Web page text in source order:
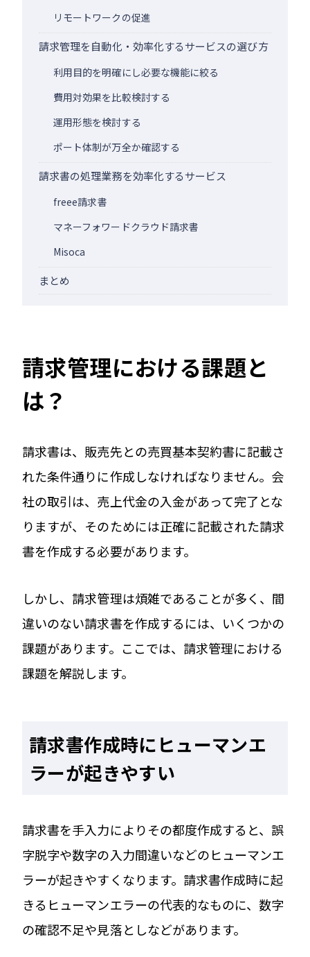
リモートワークの促進
請求管理を自動化・効率化するサービスの選び方
利用目的を明確にし必要な機能に絞る
費用対効果を比較検討する
運用形態を検討する
ポート体制が万全か確認する
請求書の処理業務を効率化するサービス
freee請求書
マネーフォワードクラウド請求書
Misoca
まとめ
請求管理における課題と
は？
請求書は、販売先との売買基本契約書に記載さ
れた条件通りに作成しなければなりません。会
社の取引は、売上代金の入金があって完了とな
りますが、そのためには正確に記載された請求
書を作成する必要があります。
しかし、請求管理は煩雑であることが多く、間
違いのない請求書を作成するには、いくつかの
課題があります。ここでは、請求管理における
課題を解説します。
請求書作成時にヒューマンエ
ラーが起きやすい
請求書を手入力によりその都度作成すると、誤
字脱字や数字の入力間違いなどのヒューマンエ
ラーが起きやすくなります。請求書作成時に起
きるヒューマンエラーの代表的なものに、数字
の確認不足や見落としなどがあります。